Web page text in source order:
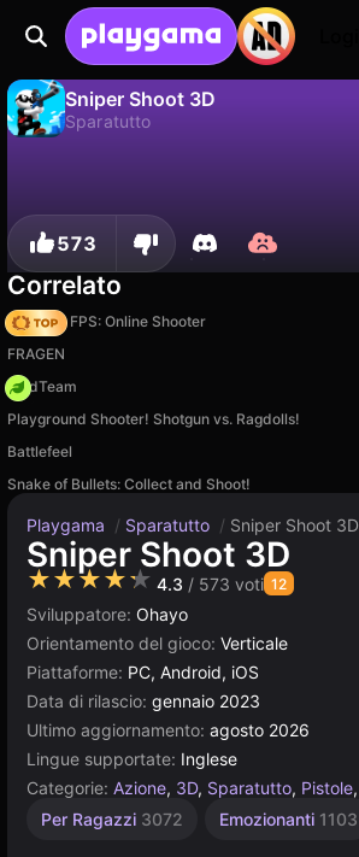
Sniper Shoot 3D
Sparatutto
573
Correlato
Hazmob FPS: Online Shooter
FRAGEN
MadTeam
Playground Shooter! Shotgun vs. Ragdolls!
Battlefeel
Snake of Bullets: Collect and Shoot!
Playgama / Sparatutto / Sniper Shoot 3D
Sniper Shoot 3D
★★★★★ 4.3 / 573 voti 12
Sviluppatore: Ohayo
Orientamento del gioco: Verticale
Piattaforme: PC, Android, iOS
Data di rilascio: gennaio 2023
Ultimo aggiornamento: agosto 2026
Lingue supportate: Inglese
Categorie: Azione, 3D, Sparatutto, Pistole,
Per Ragazzi 3072 Emozionanti 1103
Per 1
Alta
Russi